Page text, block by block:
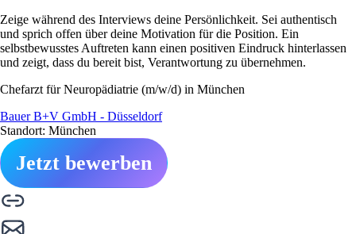
Zeige während des Interviews deine Persönlichkeit. Sei authentisch
und sprich offen über deine Motivation für die Position. Ein
selbstbewusstes Auftreten kann einen positiven Eindruck hinterlassen
und zeigt, dass du bereit bist, Verantwortung zu übernehmen.
Chefarzt für Neuropädiatrie (m/w/d) in München
Bauer B+V GmbH - Düsseldorf
Standort: München
Jetzt bewerben